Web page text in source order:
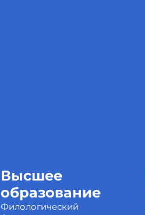
Высшее
образование
Филологический